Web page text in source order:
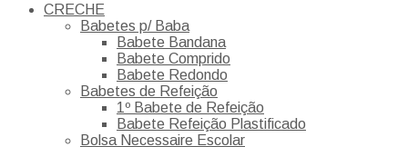
CRECHE
Babetes p/ Baba
Babete Bandana
Babete Comprido
Babete Redondo
Babetes de Refeição
1º Babete de Refeição
Babete Refeição Plastificado
Bolsa Necessaire Escolar